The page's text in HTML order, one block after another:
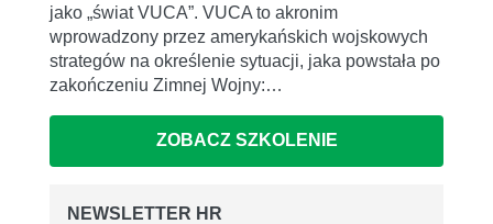
jako „świat VUCA”. VUCA to akronim
wprowadzony przez amerykańskich wojskowych
strategów na określenie sytuacji, jaka powstała po
zakończeniu Zimnej Wojny:…
ZOBACZ SZKOLENIE
NEWSLETTER HR